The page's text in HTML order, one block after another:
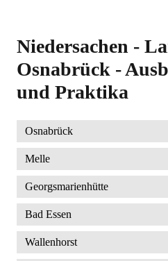
Niedersachen -
Osnabrück -
und Praktika
Osnabrück
Melle
Georgsmarienhütte
Bad Essen
Wallenhorst